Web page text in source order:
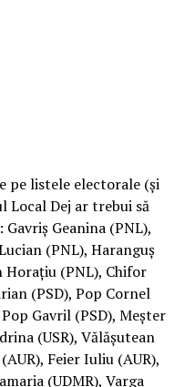
pe listele electorale (și
Local Dej ar trebui să
Geanina (PNL),
(PNL), Haranguș
Horațiu (PNL), Chifor
(PSD), Pop Cornel
Gavril (PSD), Meșter
(USR), Vălășutean
Feier Iuliu (AUR),
(UDMR), Varga